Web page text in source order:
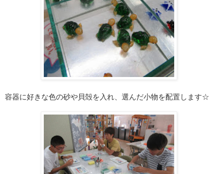
容器に好きな色の砂や貝殻を入れ、選んだ小物を配置します☆